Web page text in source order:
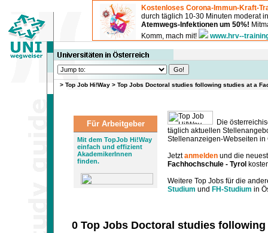
Kostenloses Corona-Immun-Kraft-
durch täglich 10-30 Minuten moderat
Atemwegs-Infektionen um 50%!
Komm, mach mit!
www.hrv--
> Top Job Hi!Way > Top Jobs Doctoral studies following studies at a
Für Arbeitgeber
Mit dem TopJob Hi!Way
einfach und effizient
AkademikerInnen
finden.
Die
täglich aktuellen
Stellenanzeigen-Webseiten in
Jetztanmelden und die
Fachhochschule - Tyrol
Weitere Top Jobs für die
Studium und FH-Studium in
0 Top Jobs Doctoral studies